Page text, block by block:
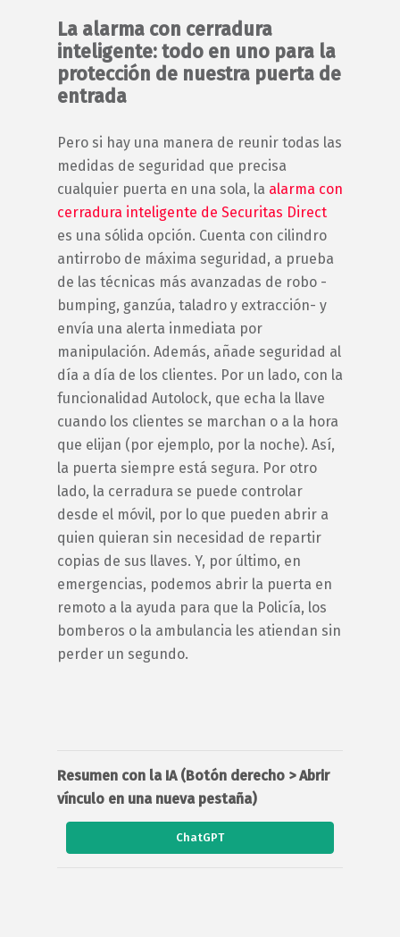
La alarma con cerradura
inteligente: todo en uno para la
protección de nuestra puerta de
entrada
Pero si hay una manera de reunir todas las
medidas de seguridad que precisa
cualquier puerta en una sola, la alarma con
cerradura inteligente de Securitas Direct
es una sólida opción. Cuenta con cilindro
antirrobo de máxima seguridad, a prueba
de las técnicas más avanzadas de robo -
bumping, ganzúa, taladro y extracción- y
envía una alerta inmediata por
manipulación. Además, añade seguridad al
día a día de los clientes. Por un lado, con la
funcionalidad Autolock, que echa la llave
cuando los clientes se marchan o a la hora
que elijan (por ejemplo, por la noche). Así,
la puerta siempre está segura. Por otro
lado, la cerradura se puede controlar
desde el móvil, por lo que pueden abrir a
quien quieran sin necesidad de repartir
copias de sus llaves. Y, por último, en
emergencias, podemos abrir la puerta en
remoto a la ayuda para que la Policía, los
bomberos o la ambulancia les atiendan sin
perder un segundo.
Resumen con la IA (Botón derecho > Abrir
vínculo en una nueva pestaña)
ChatGPT